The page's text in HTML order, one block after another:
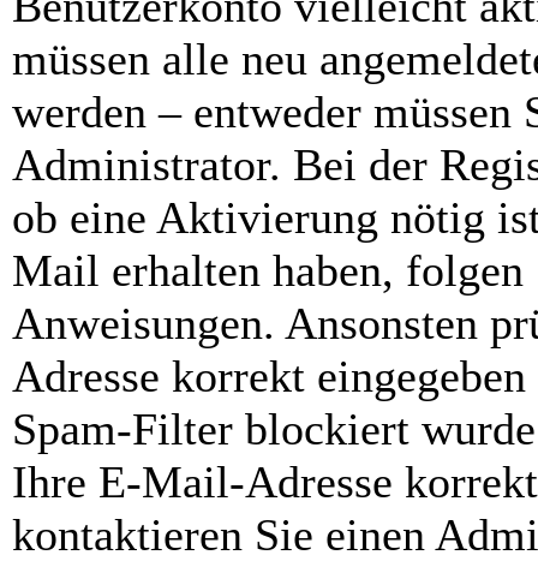
müssen alle neu
werden – entweder müssen
Administrator. Bei der
ob eine Aktivierung nötig
Mail erhalten haben, folgen
Anweisungen. Ansonsten
Adresse korrekt
Spam-Filter blockiert
Ihre E-Mail-Adresse
kontaktieren Sie einen